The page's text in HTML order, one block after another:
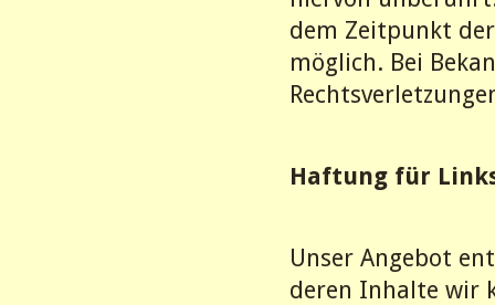
dem Zeitpunkt
möglich. Bei
Haftung für
Unser Angebot
deren Inhalte wir